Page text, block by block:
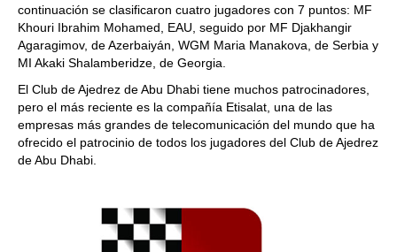
continuación se clasificaron cuatro jugadores con 7 puntos: MF
Khouri Ibrahim Mohamed, EAU, seguido por MF Djakhangir
Agaragimov, de Azerbaiyán, WGM Maria Manakova, de Serbia y
MI Akaki Shalamberidze, de Georgia.
El Club de Ajedrez de Abu Dhabi tiene muchos patrocinadores,
pero el más reciente es la compañía Etisalat, una de las
empresas más grandes de telecomunicación del mundo que ha
ofrecido el patrocinio de todos los jugadores del Club de Ajedrez
de Abu Dhabi.